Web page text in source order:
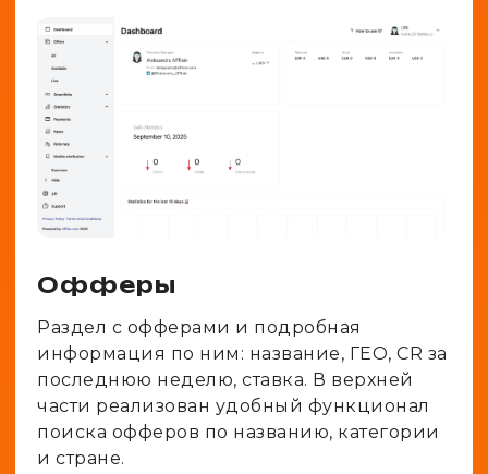
Офферы
Раздел с офферами и подробная
информация по ним: название, ГЕО, CR за
последнюю неделю, ставка. В верхней
части реализован удобный функционал
поиска офферов по названию, категории
и стране.